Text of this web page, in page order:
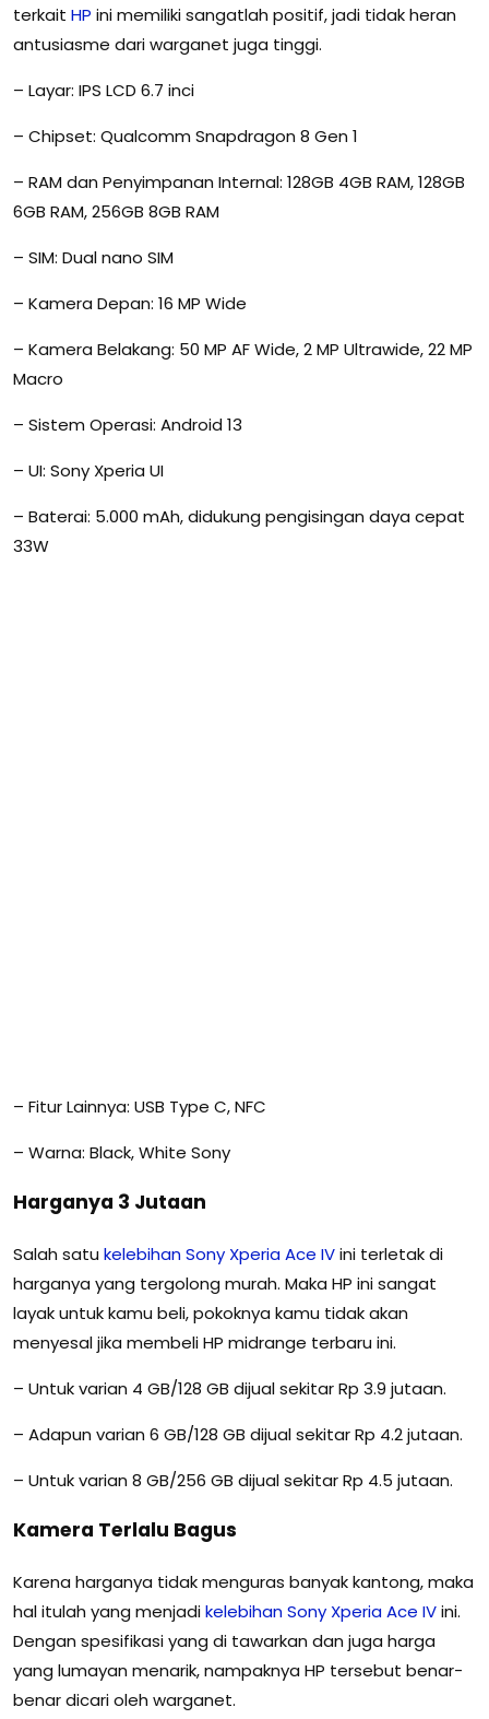
terkait HP ini memiliki sangatlah positif, jadi tidak heran
antusiasme dari warganet juga tinggi.
– Layar: IPS LCD 6.7 inci
– Chipset: Qualcomm Snapdragon 8 Gen 1
– RAM dan Penyimpanan Internal: 128GB 4GB RAM, 128GB
6GB RAM, 256GB 8GB RAM
– SIM: Dual nano SIM
– Kamera Depan: 16 MP Wide
– Kamera Belakang: 50 MP AF Wide, 2 MP Ultrawide, 22 MP
Macro
– Sistem Operasi: Android 13
– UI: Sony Xperia UI
– Baterai: 5.000 mAh, didukung pengisingan daya cepat
33W
– Fitur Lainnya: USB Type C, NFC
– Warna: Black, White Sony
Harganya 3 Jutaan
Salah satu kelebihanSony XperiaAce IVini terletak di
harganya yang tergolong murah. Maka HP ini sangat
layak untuk kamu beli, pokoknya kamu tidak akan
menyesal jika membeli HP midrange terbaru ini.
– Untuk varian 4 GB/128 GB dijual sekitar Rp 3.9 jutaan.
– Adapun varian 6 GB/128 GB dijual sekitar Rp 4.2 jutaan.
– Untuk varian 8 GB/256 GB dijual sekitar Rp 4.5 jutaan.
Kamera Terlalu Bagus
Karena harganya tidak menguras banyak kantong, maka
hal itulah yang menjadikelebihanSony XperiaAce IVini.
Dengan spesifikasi yang di tawarkan dan juga harga
yang lumayan menarik, nampaknya HP tersebut benar-
benar dicari oleh warganet.